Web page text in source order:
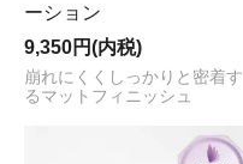
ーション
9,350円(内税)
崩れにくくしっかりと密着す
るマットフィニッシュ